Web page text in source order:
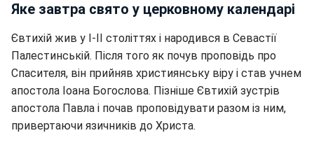
Яке завтра свято у церковному календарі
Євтихій жив у I-II століттях і народився в Севастії
Палестинській. Після того як почув проповідь про
Спасителя, він прийняв християнську віру і став учнем
апостола Іоана Богослова. Пізніше Євтихій зустрів
апостола Павла і почав проповідувати разом із ним,
привертаючи язичників до Христа.